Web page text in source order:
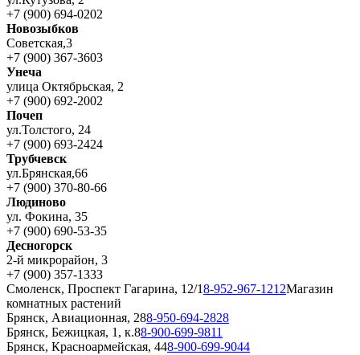
+7 (900) 694-0202
Новозыбков
Советская,3
+7 (900) 367-3603
Унеча
улица Октябрьская, 2
+7 (900) 692-2002
Почеп
ул.Толстого, 24
+7 (900) 693-2424
Трубчевск
ул.Брянская,66
+7 (900) 370-80-66
Людиново
ул. Фокина, 35
+7 (900) 690-53-35
Десногорск
2-й микрорайон, 3
+7 (900) 357-1333
Смоленск, Проспект Гагарина, 12/18-952-967-1212Магазин
комнатных растений
Брянск, Авиационная, 288-950-694-2828
Брянск, Бежицкая, 1, к.88-900-699-9811
Брянск, Красноармейская, 448-900-699-9044